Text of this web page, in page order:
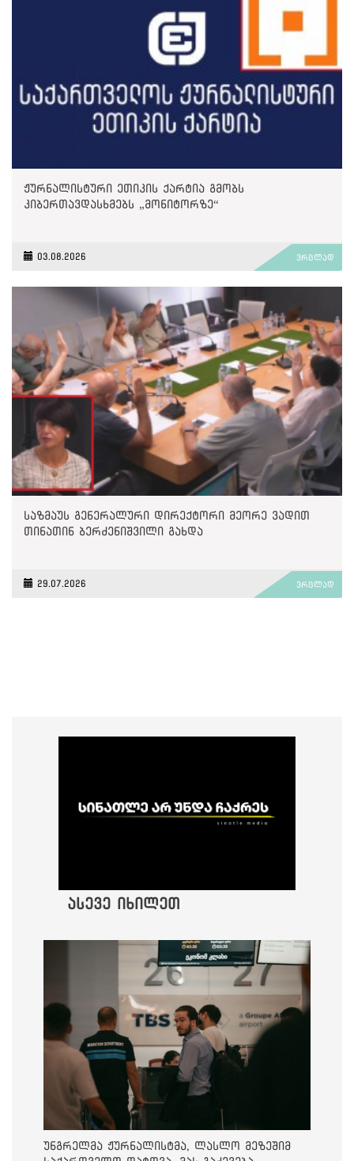
ჟურნალისტური ეთიკის ქარტია გმობს
კიბერთავდასხმებს „მონიტორზე“
03.08.2026 ვრცლად
საზმაუს გენერალური დირექტორი მეორე ვადით
თინათინ ბერძენიშვილი გახდა
29.07.2026 ვრცლად
ასევე იხილეთ
უნგრელმა ჟურნალისტმა, ლასლო მეზეშიმ